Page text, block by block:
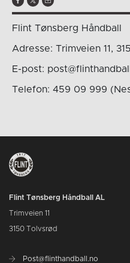
Flint Tønsberg Håndball
Adresse: Trimveien 11,
E-post:
Telefon: 459 09 999
Flint Tønsberg Håndball AL
Trimveien 11
3150 Tolvsrød
Post@flinthandball.no